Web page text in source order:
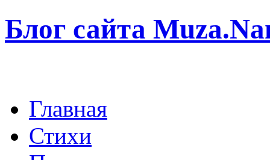
Блог сайта
Главная
Стихи